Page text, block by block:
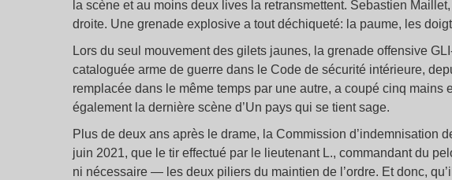
la scène et au moins deux lives la retransmettent. Sebastien
droite. Une grenade explosive a tout déchiqueté: la paume, les
Lors du seul mouvement des gilets jaunes, la grenade offensive
cataloguée arme de guerre dans le Code de sécurité intérieure,
remplacée dans le même temps par une autre, a coupé cinq mains
également la dernière scène d’Un pays qui se tient sage.
Plus de deux ans après le drame, la Commission d’indemnisation
juin 2021, que le tir effectué par le lieutenant L., commandant du
ni nécessaire — les deux piliers du maintien de l’ordre. Et donc,